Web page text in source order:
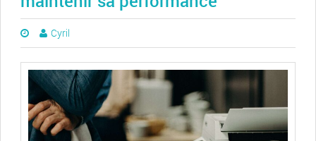
Cyril